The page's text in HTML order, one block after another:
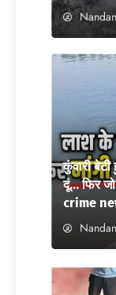
कुंवारी बेटी
दूं… फिर
crime